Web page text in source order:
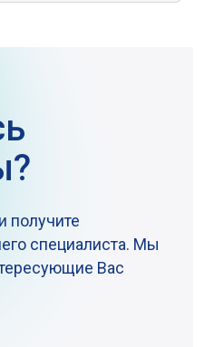
получите
специалиста. Мы
Вас